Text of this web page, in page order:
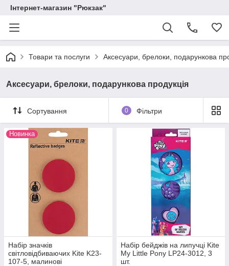
Інтернет-магазин "Рюкзак"
Товари та послуги Аксесуари, брелоки, подарункова
Аксесуари, брелоки, подарункова продукція
Сортування 0 Фільтри
Новинка
Набір значків
світловідбиваючих Kite K23-
107-5, малинові
Набір бейджів на липучці Kite
My Little Pony LP24-3012, 3
шт.